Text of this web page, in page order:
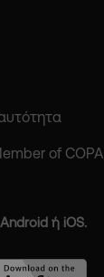
of COPA
ή iOS.